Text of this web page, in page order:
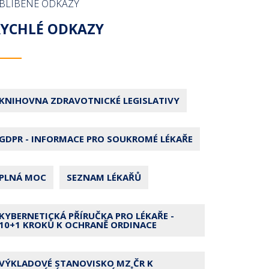
ODKAZY
ODKAZY
ZDRAVOTNICKÉ LEGISLATIVY
- INFORMACE PRO SOUKROMÉ LÉKAŘE
MOC SEZNAM LÉKAŘŮ
PŘÍRUČKA PRO LÉKAŘE -
KROKŮ K OCHRANĚ ORDINACE
STANOVISKO MZ ČR K